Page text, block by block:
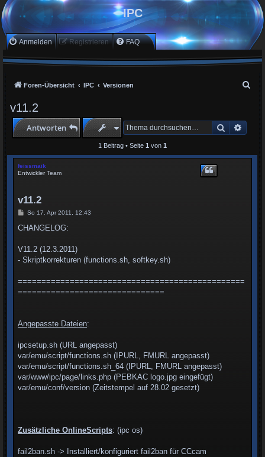
IPC
Anmelden Registrieren FAQ
Foren-Übersicht IPC Versionen
v11.2
Antworten Suche
1 Beitrag • Seite 1 von 1
feissmaik
Entwickler Team
v11.2
B
i
a
So 17. Apr 2011, 12:43
CHANGELOG:
V11.2 (12.3.2011)
- Skriptkorrekturen (functions.sh, softkey.sh)
================================================
===============================
Angepasste Dateien:
ipcsetup.sh (URL angepasst)
var/emu/script/functions.sh (IPURL, FMURL angepasst)
var/emu/script/functions.sh_64 (IPURL, FMURL angepasst)
var/www/ipc/page/links.php (PEBKAC logo.jpg eingefügt)
var/emu/conf/version (Zeitstempel auf 28.02 gesetzt)
Zusätzliche OnlineScripts: (ipc os)
fail2ban.sh -> Installiert/konfiguriert fail2ban für CCcam